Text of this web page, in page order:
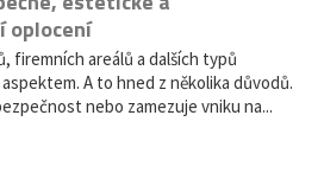
oplocení
firemních areálů a dalších typů
A to hned z několika důvodů.
nebo zamezuje vniku na...